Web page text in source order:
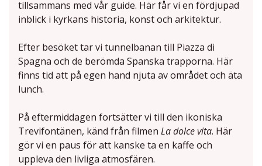
tillsammans med vår guide. Här får vi en fördjupad
inblick i kyrkans historia, konst och arkitektur.
Efter besöket tar vi tunnelbanan till Piazza di
Spagna och de berömda Spanska trapporna. Här
finns tid att på egen hand njuta av området och äta
lunch.
På eftermiddagen fortsätter vi till den ikoniska
Trevifontänen, känd från filmen La dolce vita. Här
gör vi en paus för att kanske ta en kaffe och
uppleva den livliga atmosfären.